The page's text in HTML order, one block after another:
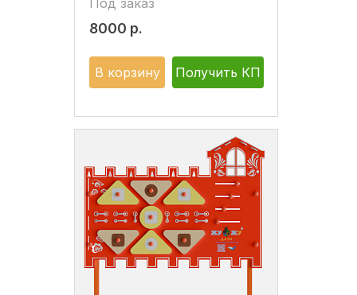
Под заказ
8000 р.
В корзину Получить КП